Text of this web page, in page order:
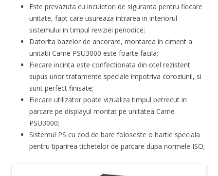
Este prevazuta cu incuietori de siguranta pentru fiecare
unitate, fapt care usureaza intrarea in interiorul
sistemului in timpul reviziei periodice;
Datorita bazelor de ancorare, montarea in ciment a
unitatii Came PSU3000 este foarte facila;
Fiecare incinta este confectionata din otel rezistent
supus unor tratamente speciale impotriva coroziunii, si
sunt perfect finisate;
Fiecare utilizator poate vizualiza timpul petrecut in
parcare pe displayul montat pe unitatea Came
PSU3000;
Sistemul PS cu cod de bare foloseste o hartie speciala
pentru tiparirea tichetelor de parcare dupa normele ISO;